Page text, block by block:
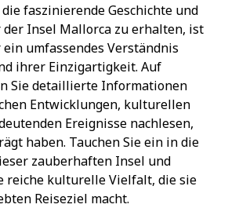
faszinierende Geschichte und
Insel Mallorca zu erhalten, ist
umfassendes Verständnis
ihrer Einzigartigkeit. Auf
Sie detaillierte Informationen
Entwicklungen, kulturellen
Ereignisse nachlesen,
haben. Tauchen Sie ein in die
zauberhaften Insel und
reiche kulturelle Vielfalt, die sie
Reiseziel macht.